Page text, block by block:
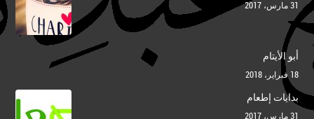
31 مارس، 2017
أبو الأيتام
18 فبراير، 2018
بدايات إطعام
31 مارس، 2017